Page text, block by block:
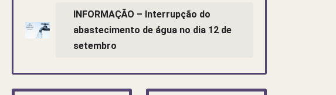
INFORMAÇÃO – Interrupção do
abastecimento de água no dia 12 de
setembro